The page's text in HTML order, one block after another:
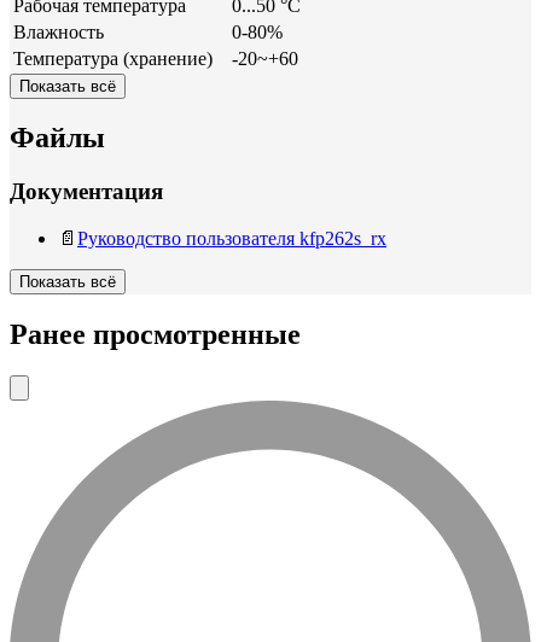
Рабочая температура
0...50 °C
Влажность
0-80%
Температура (хранение)
-20~+60
Показать всё
Файлы
Документация
📄 Руководство пользователя kfp262s_rx
Показать всё
Ранее просмотренные